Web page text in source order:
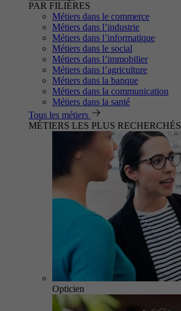
PAR FILIÈRES
Métiers dans le commerce
Métiers dans l’industrie
Métiers dans l’informatique
Métiers dans le social
Métiers dans l’immobilier
Métiers dans l’agriculture
Métiers dans la banque
Métiers dans la communication
Métiers dans la santé
Tous les métiers
MÉTIERS LES PLUS RECHERCHÉS
Opticien